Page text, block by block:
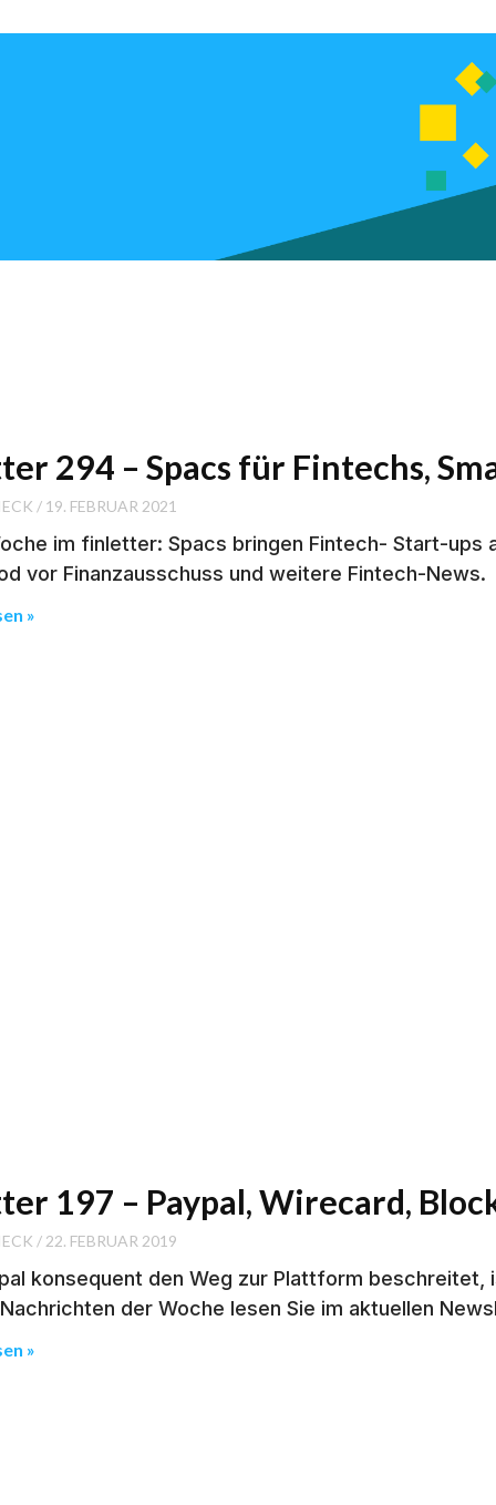
294 – Spacs für Fintechs,
19. FEBRUAR 2021
im finletter: Spacs bringen Fintech- Start-ups
vor Finanzausschuss und weitere Fintech-News.
»
197 – Paypal, Wirecard,
22. FEBRUAR 2019
konsequent den Weg zur Plattform
der Woche lesen Sie im aktuellen
»